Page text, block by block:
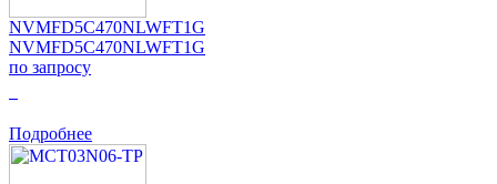
NVMFD5C470NLWFT1G
NVMFD5C470NLWFT1G
по запросу
Подробнее